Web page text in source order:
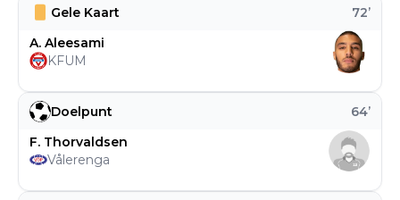
Doelpunt 64’
F. Thorvaldsen
Vålerenga
Gele Kaart 72’
A. Aleesami
KFUM